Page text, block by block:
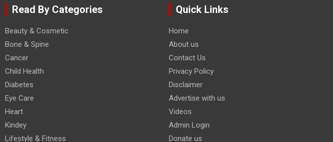
Read By Categories
Beauty & Cosmetic
Bone & Spine
Cancer
Child Health
Diabetes
Eye Care
Heart
Kindey
Lifestyle & Fitness
Quick Links
Home
About us
Contact Us
Privacy Policy
Disclaimer
Advertise with us
Videos
Admin Login
Donate us